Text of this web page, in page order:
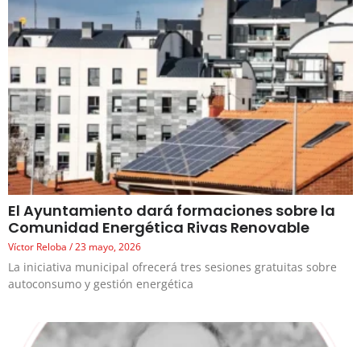
El Ayuntamiento dará formaciones sobre la
Comunidad Energética Rivas Renovable
Víctor Reloba 23 mayo, 2026
La iniciativa municipal ofrecerá tres sesiones gratuitas sobre
autoconsumo y gestión energética